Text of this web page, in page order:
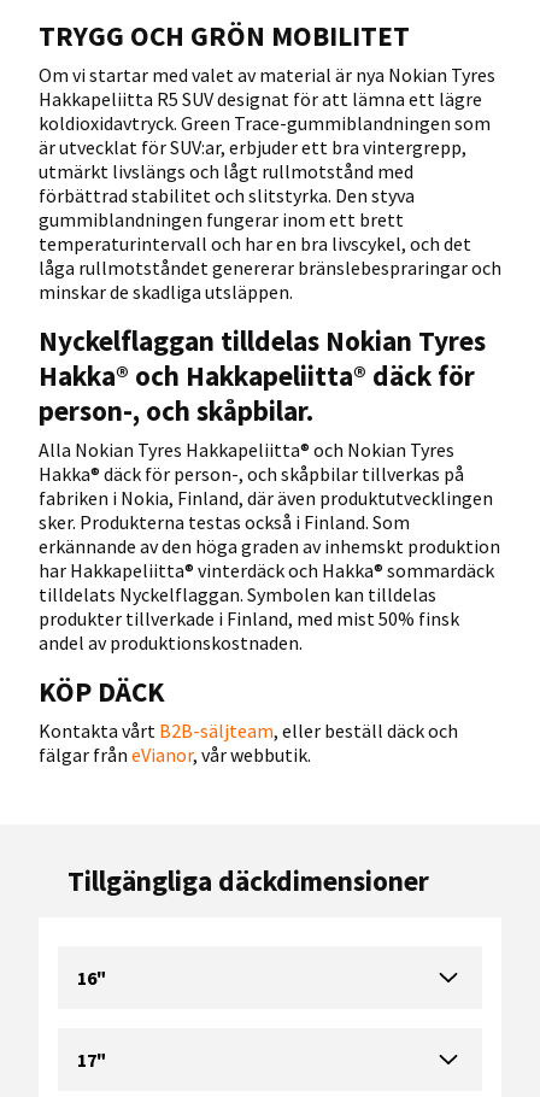
TRYGG OCH GRÖN MOBILITET
Om vi startar med valet av material är nya Nokian Tyres
Hakkapeliitta R5 SUV designat för att lämna ett lägre
koldioxidavtryck. Green Trace-gummiblandningen som
är utvecklat för SUV:ar, erbjuder ett bra vintergrepp,
utmärkt livslängs och lågt rullmotstånd med
förbättrad stabilitet och slitstyrka. Den styva
gummiblandningen fungerar inom ett brett
temperaturintervall och har en bra livscykel, och det
låga rullmotståndet genererar bränslebespraringar och
minskar de skadliga utsläppen.
Nyckelflaggan tilldelas Nokian Tyres
Hakka® och Hakkapeliitta® däck för
person-, och skåpbilar.
Alla Nokian Tyres Hakkapeliitta® och Nokian Tyres
Hakka® däck för person-, och skåpbilar tillverkas på
fabriken i Nokia, Finland, där även produktutvecklingen
sker. Produkterna testas också i Finland. Som
erkännande av den höga graden av inhemskt produktion
har Hakkapeliitta® vinterdäck och Hakka® sommardäck
tilldelats Nyckelflaggan. Symbolen kan tilldelas
produkter tillverkade i Finland, med mist 50% finsk
andel av produktionskostnaden.
KÖP DÄCK
Kontakta vårt B2B-säljteam, eller beställ däck och
fälgar från eVianor, vår webbutik.
Tillgängliga däckdimensioner
16"
17"